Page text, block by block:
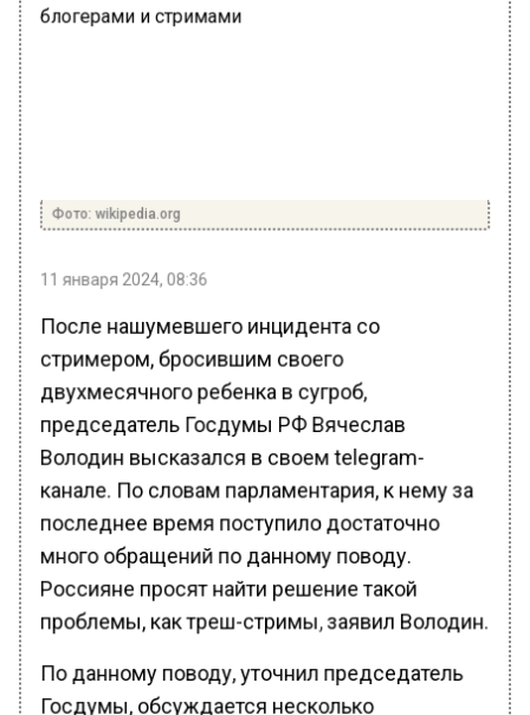
Фото: wikipedia.org
11 января 2024, 08:36
После нашумевшего инцидента со
стримером, бросившим своего
двухмесячного ребенка в сугроб,
председатель Госдумы РФ Вячеслав
Володин высказался в своем telegram-
канале. По словам парламентария, к нему за
последнее время поступило достаточно
много обращений по данному поводу.
Россияне просят найти решение такой
проблемы, как треш-стримы, заявил Володин.
По данному поводу, уточнил председатель
Госдумы, обсуждается несколько